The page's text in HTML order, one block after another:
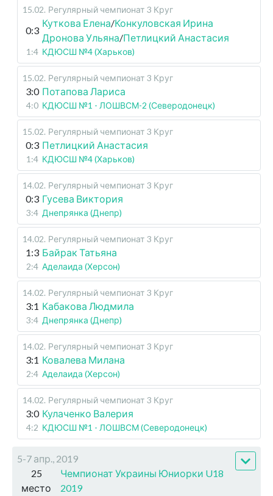
15.02. Регулярный чемпионат 3 Круг
0:3
Куткова Елена/Конкуловская Ирина
Дронова Ульяна/Петлицкий Анастасия
1:4 КДЮСШ №4 (Харьков)
15.02. Регулярный чемпионат 3 Круг
3:0 Потапова Лариса
4:0 КДЮСШ №1 - ЛОШВСМ-2 (Северодонецк)
15.02. Регулярный чемпионат 3 Круг
0:3 Петлицкий Анастасия
1:4 КДЮСШ №4 (Харьков)
14.02. Регулярный чемпионат 3 Круг
0:3 Гусева Виктория
3:4 Днепрянка (Днепр)
14.02. Регулярный чемпионат 3 Круг
1:3 Байрак Татьяна
2:4 Аделаида (Херсон)
14.02. Регулярный чемпионат 3 Круг
3:1 Кабакова Людмила
3:4 Днепрянка (Днепр)
14.02. Регулярный чемпионат 3 Круг
3:1 Ковалева Милана
2:4 Аделаида (Херсон)
14.02. Регулярный чемпионат 3 Круг
3:0 Кулаченко Валерия
4:2 КДЮСШ №1 - ЛОШВСМ (Северодонецк)
5-7 апр., 2019
25
место
Чемпионат Украины Юниорки U18
2019